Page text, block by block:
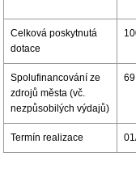
Celková poskytnutá
dotace
Spolufinancování ze
zdrojů města (vč.
nezpůsobilých výdajů)
Termín realizace